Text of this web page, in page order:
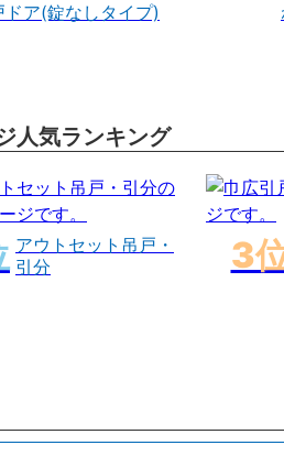
ドア(錠なしタイプ)
人気ランキング
アウトセット吊戸・
引分